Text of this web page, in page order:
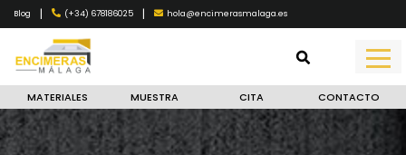
Blog | (+34) 678186025 | hola@encimerasmalaga.es
MATERIALES MUESTRA CITA CONTACTO